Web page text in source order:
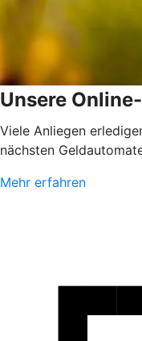
Unsere
Viele Anliegen
nächsten
Mehr erfahren